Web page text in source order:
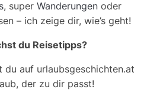
, super Wanderungenoder
– ich zeige dir, wie’s geht!
du Reisetipps?
du auf urlaubsgeschichten.at
der zu dir passt!